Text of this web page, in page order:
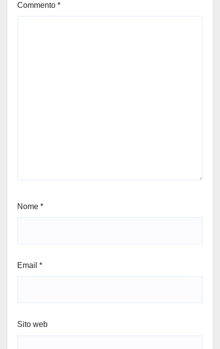
Commento *
Nome *
Email *
Sito web